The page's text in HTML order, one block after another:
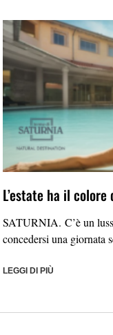
L’estate ha il colore
SATURNIA. C’è un
concedersi una giornata
LEGGI DI PIÙ